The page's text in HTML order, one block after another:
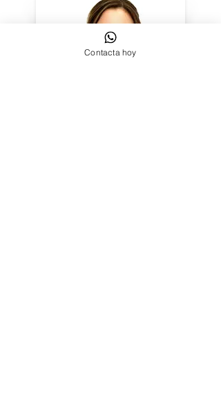
Contacta hoy